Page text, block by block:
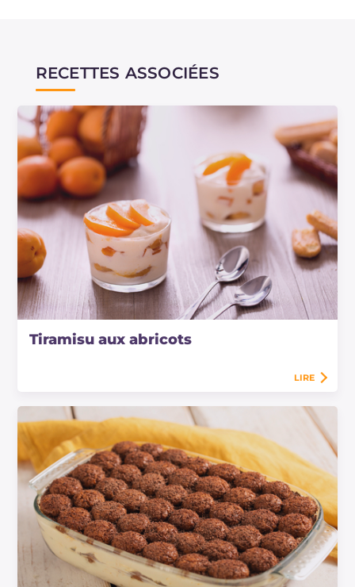
RECETTES ASSOCIÉES
Tiramisu aux abricots
LIRE